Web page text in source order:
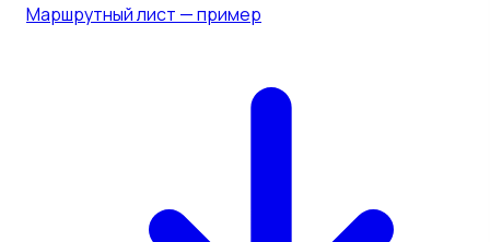
Маршрутный лист — пример